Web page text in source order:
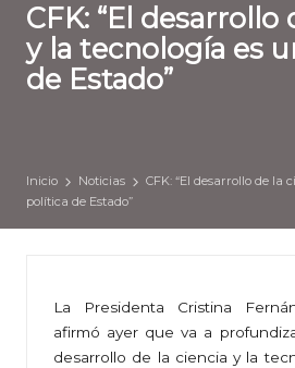
CFK: “El desarrollo
y la tecnología es
de Estado”
Inicio Noticias
CFK: “El desarrollo de la
política de Estado”
La Presidenta Cristina
afirmó ayer que va a
desarrollo de la ciencia y la